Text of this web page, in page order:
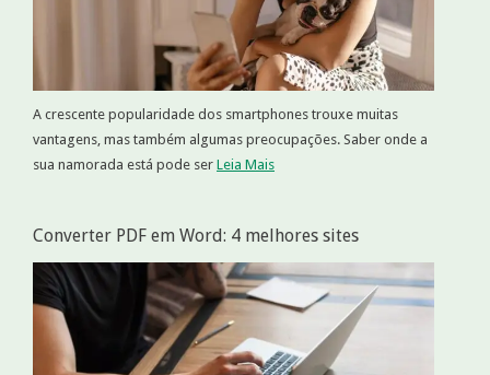
A crescente popularidade dos smartphones trouxe muitas
vantagens, mas também algumas preocupações. Saber onde a
sua namorada está pode ser Leia Mais
Converter PDF em Word: 4 melhores sites